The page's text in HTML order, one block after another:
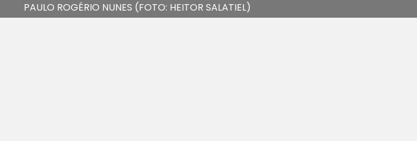
PAULO ROGÉRIO NUNES (FOTO: HEITOR SALATIEL)